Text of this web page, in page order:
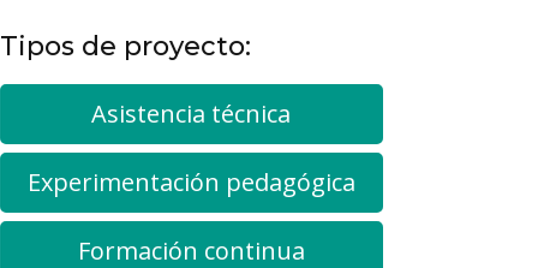
Tipos de proyecto:
Asistencia técnica
Experimentación pedagógica
Formación continua